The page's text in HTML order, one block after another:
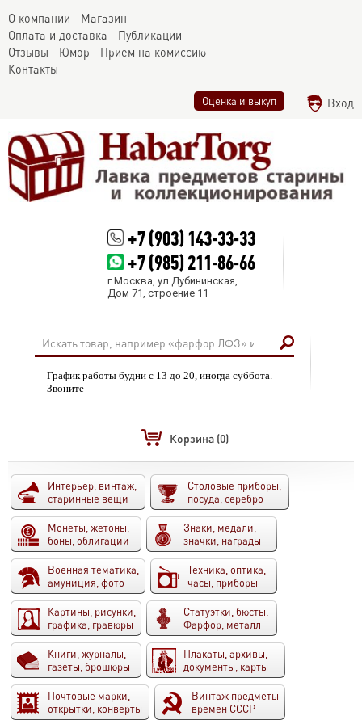
О компании
Магазин
Оплата и доставка
Публикации
Отзывы
Юмор
Прием на комиссию
Контакты
Оценка и выкуп Вход
+7 (903) 143-33-33
+7 (985) 211-86-66
г.Москва, ул.Дубининская,
Дом 71, строение 11
График работы будни с 13 до 20, иногда суббота.
Звоните
Корзина (0)
Интерьер, винтаж,
старинные вещи
Столовые приборы,
посуда, серебро
Монеты, жетоны,
боны, облигации
Знаки, медали,
значки, награды
Военная тематика,
амуниция, фото
Техника, оптика,
часы, приборы
Картины, рисунки,
графика, гравюры
Статуэтки, бюсты.
Фарфор, металл
Книги, журналы,
газеты, брошюры
Плакаты, архивы,
документы, карты
Почтовые марки,
открытки, конверты
Винтаж предметы
времен СССР